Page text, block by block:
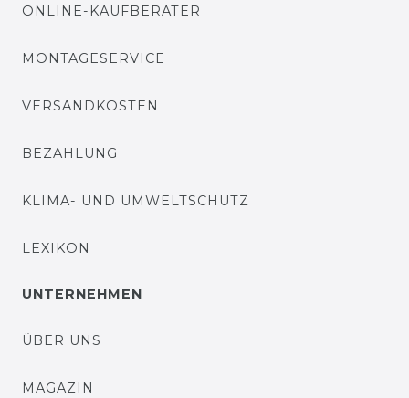
ONLINE-KAUFBERATER
MONTAGESERVICE
VERSANDKOSTEN
BEZAHLUNG
KLIMA- UND UMWELTSCHUTZ
LEXIKON
UNTERNEHMEN
ÜBER UNS
MAGAZIN